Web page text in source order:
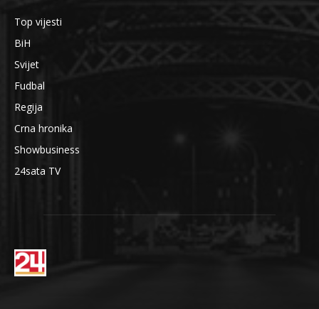
Top vijesti
BiH
Svijet
Fudbal
Regija
Crna hronika
Showbusiness
24sata TV